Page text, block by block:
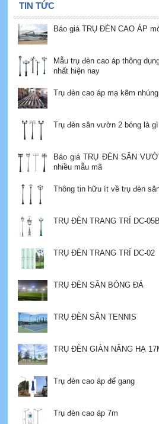
TIN TỨC
Báo giá TRỤ ĐÈN CAO ÁP
Mẫu trụ đèn cao áp thông
nhất hiện nay
Trụ đèn cao áp mạ kẽm
Trụ đèn sân vườn 2 bóng là
Báo giá TRỤ ĐÈN SÂN
nhiều mẫu mã
Thông tin hữu ít về trụ đèn
TRỤ ĐÈN TRANG TRÍ DC-05B
TRỤ ĐÈN TRANG TRÍ DC-02
TRỤ ĐÈN SÂN BÓNG ĐÁ
TRỤ ĐÈN SÂN TENNIS
TRỤ ĐÈN GIÀN NÂNG HẠ
Trụ đèn cao áp đế gang
Trụ đèn cao áp 7m